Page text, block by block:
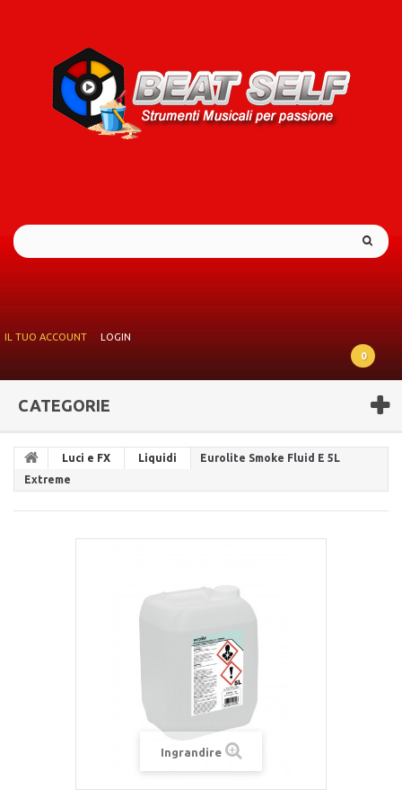
IL TUO ACCOUNT
LOGIN
0
CATEGORIE
Luci e FX Liquidi
Eurolite Smoke Fluid E 5L
Extreme
Ingrandire